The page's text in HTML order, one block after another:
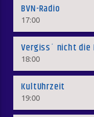
BVN-Radio
17:00
Vergiss´ nicht
18:00
KultUhrzeit
19:00